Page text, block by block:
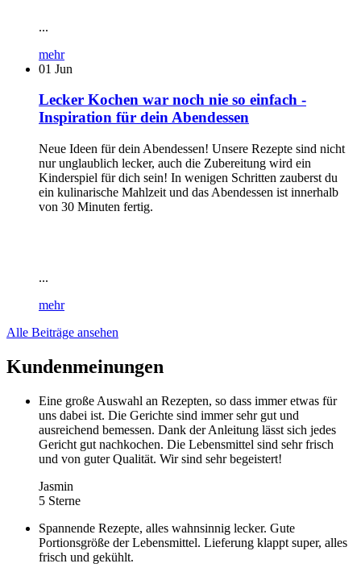
...
mehr
01 Jun
Lecker Kochen war noch nie so einfach -
Inspiration für dein Abendessen
Neue Ideen für dein Abendessen! Unsere Rezepte sind nicht
nur unglaublich lecker, auch die Zubereitung wird ein
Kinderspiel für dich sein! In wenigen Schritten zauberst du
ein kulinarische Mahlzeit und das Abendessen ist innerhalb
von 30 Minuten fertig.
...
mehr
Alle Beiträge ansehen
Kundenmeinungen
Eine große Auswahl an Rezepten, so dass immer etwas für
uns dabei ist. Die Gerichte sind immer sehr gut und
ausreichend bemessen. Dank der Anleitung lässt sich jedes
Gericht gut nachkochen. Die Lebensmittel sind sehr frisch
und von guter Qualität. Wir sind sehr begeistert!
Jasmin
5 Sterne
Spannende Rezepte, alles wahnsinnig lecker. Gute
Portionsgröße der Lebensmittel. Lieferung klappt super, alles
frisch und gekühlt.